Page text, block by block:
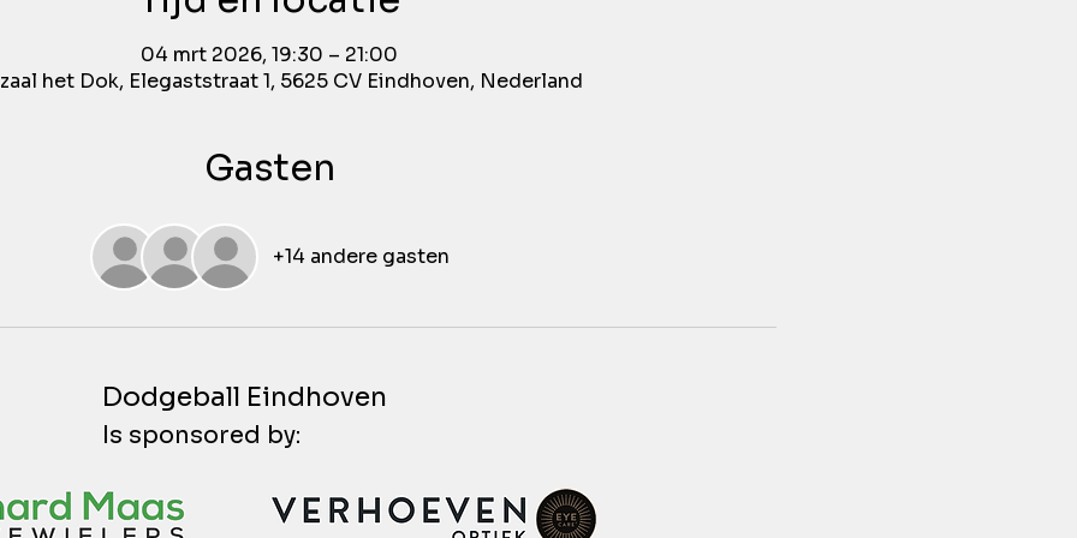
04 mrt 2026, 19:30 – 21:00
het Dok, Elegaststraat 1, 5625 CV Eindhoven, Nederland
Gasten
+14 andere gasten
Dodgeball Eindhoven
Is sponsored by: